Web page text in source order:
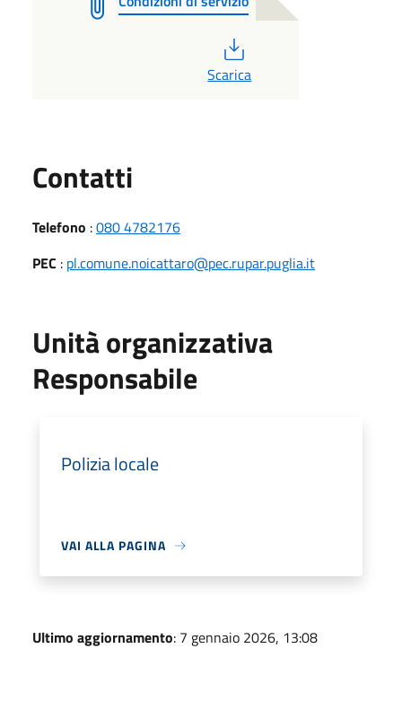
Scarica
Contatti
Telefono :080 4782176
PEC : pl.comune.noicattaro@pec.rupar.puglia.it
Unità organizzativa
Responsabile
Polizia locale
VAI ALLA PAGINA
Ultimo aggiornamento: 7 gennaio 2026, 13:08